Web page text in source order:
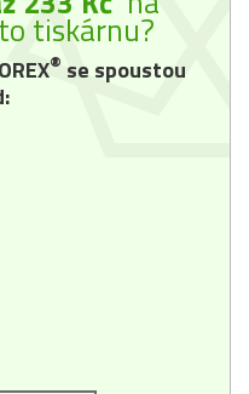
tiskárnu?
® se spoustou